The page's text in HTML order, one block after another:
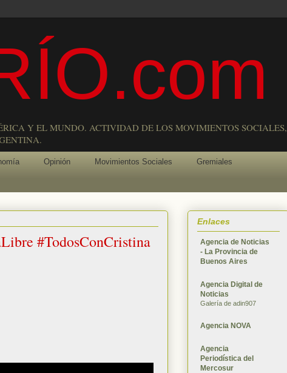
Y EL MUNDO. ACTIVIDAD DE LOS MOVIMIENTOS SOCIALES,
Opinión Movimientos Sociales Gremiales
#TodosConCristina
Enlaces
Agencia de Noticias
- La Provincia de
Buenos Aires
Agencia Digital de
Noticias
Galería de adin907
Agencia NOVA
Agencia
Periodística del
Mercosur